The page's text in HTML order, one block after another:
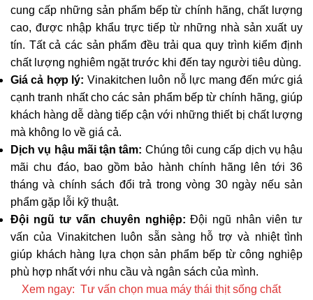
cung cấp những sản phẩm bếp từ chính hãng, chất lượng
cao, được nhập khẩu trực tiếp từ những nhà sản xuất uy
tín. Tất cả các sản phẩm đều trải qua quy trình kiểm định
chất lượng nghiêm ngặt trước khi đến tay người tiêu dùng.
Giá cả hợp lý: Vinakitchen luôn nỗ lực mang đến mức giá
cạnh tranh nhất cho các sản phẩm bếp từ chính hãng, giúp
khách hàng dễ dàng tiếp cận với những thiết bị chất lượng
mà không lo về giá cả.
Dịch vụ hậu mãi tận tâm: Chúng tôi cung cấp dịch vụ hậu
mãi chu đáo, bao gồm bảo hành chính hãng lên tới 36
tháng và chính sách đổi trả trong vòng 30 ngày nếu sản
phẩm gặp lỗi kỹ thuật.
Đội ngũ tư vấn chuyên nghiệp:Đội ngũ nhân viên tư
vấn của Vinakitchen luôn sẵn sàng hỗ trợ và nhiệt tình
giúp khách hàng lựa chọn sản phẩm bếp từ công nghiệp
phù hợp nhất với nhu cầu và ngân sách của mình.
Xem ngay: Tư vấn chọn mua máy thái thịt sống chất